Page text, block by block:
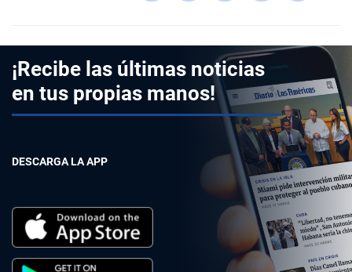
¡Recibe las últimas noticias
en tus propias manos!
DESCARGA LA APP